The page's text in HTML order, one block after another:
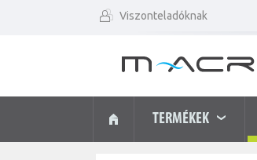
Viszonteladóknak
TERMÉKEK